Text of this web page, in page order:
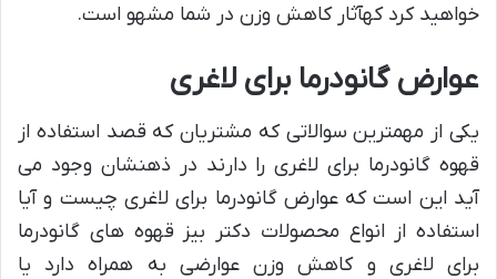
خواهید کرد کهآثار کاهش وزن در شما مشهو است.
عوارض گانودرما برای لاغری
یکی از مهمترین سوالاتی که مشتریان که قصد استفاده از
قهوه گانودرما برای لاغری را دارند در ذهنشان وجود می
آید این است که عوارض گانودرما برای لاغری چیست و آیا
استفاده از انواع محصولات دکتر بیز قهوه های گانودرما
برای لاغری و کاهش وزن عوارضی به همراه دارد یا